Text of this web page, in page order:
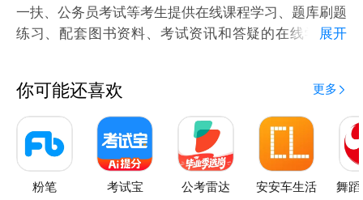
一扶、公务员考试等考生提供在线课程学习、题库刷题
练习、配套图书资料、考试资讯和答疑的在线学习平
【课程丰富】涵盖公共英语、高等数学、管理学、经济
学等河南专升本考试课程，教师类中小学、幼儿园配套
视频课程。同时配备纸质资料图书与配套题库。
展开
你可能还喜欢 更多
粉笔 考试宝 公考雷达 安安车生活 舞